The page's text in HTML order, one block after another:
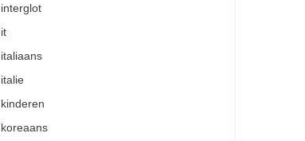
interglot
it
italiaans
italie
kinderen
koreaans